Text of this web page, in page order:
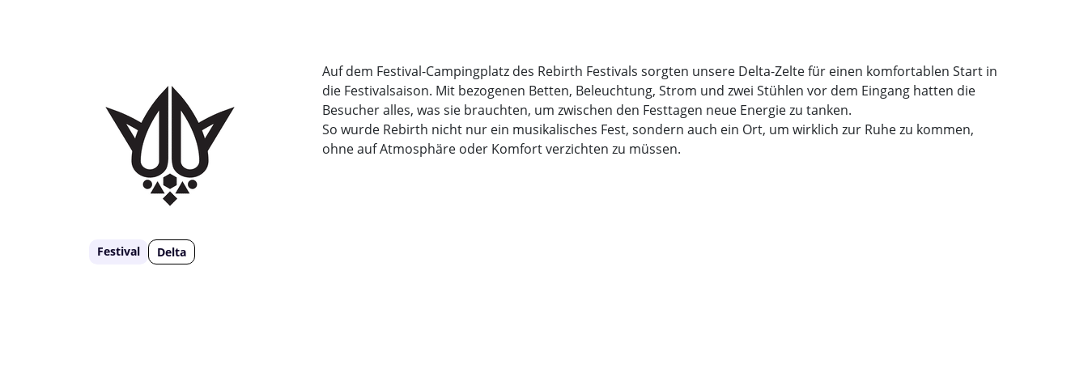
Festival Delta
Auf dem Festival-Campingplatz des Rebirth Festivals sorgten unsere Delta-Zelte für einen komfortablen Start in
die Festivalsaison. Mit bezogenen Betten, Beleuchtung, Strom und zwei Stühlen vor dem Eingang hatten die
Besucher alles, was sie brauchten, um zwischen den Festtagen neue Energie zu tanken.
So wurde Rebirth nicht nur ein musikalisches Fest, sondern auch ein Ort, um wirklich zur Ruhe zu kommen,
ohne auf Atmosphäre oder Komfort verzichten zu müssen.